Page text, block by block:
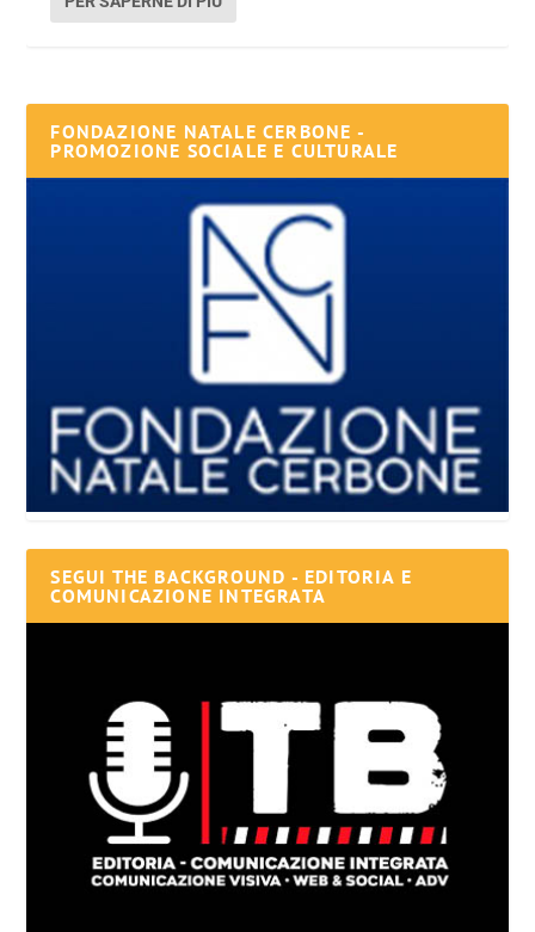
FONDAZIONE NATALE CERBONE -
PROMOZIONE SOCIALE E CULTURALE
SEGUI THE BACKGROUND - EDITORIA E
COMUNICAZIONE INTEGRATA